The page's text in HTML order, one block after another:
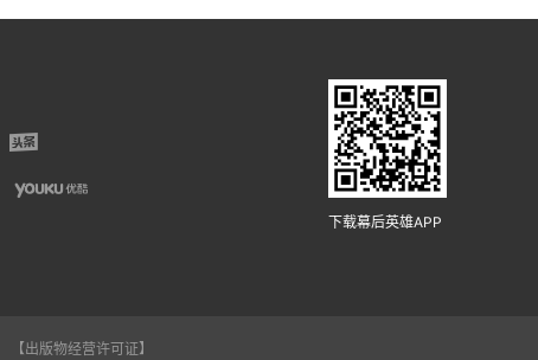
下载幕后英雄APP
【出版物经营许可证】